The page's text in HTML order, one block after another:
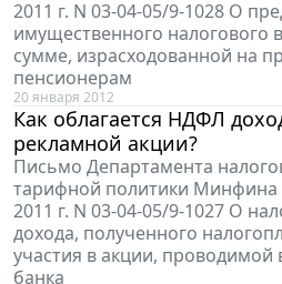
2011 г. N 03-04-05/9-1028 О
имущественного
сумме, израсходованной на
пенсионерам
20 января 2012
Как облагается НДФЛ
рекламной акции?
Письмо Департамента
тарифной политики Минфина
2011 г. N 03-04-05/9-1027 О
дохода, полученного
участия в акции, проводимой
банка